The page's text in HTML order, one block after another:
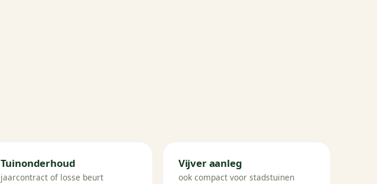
Tuinonderhoud
jaarcontract of losse beurt
Vijver aanleg
ook compact voor stadstuinen